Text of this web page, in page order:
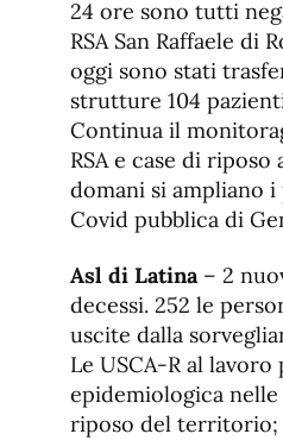
24 ore sono tutti
RSA San Raffaele di
oggi sono stati
strutture 104
Continua il
RSA e case di
domani si ampliano i
Covid pubblica di
Asl di Latina– 2
decessi. 252 le
uscite dalla
Le USCA-R al
epidemiologica nelle
riposo del territorio;